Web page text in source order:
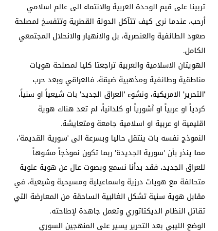
تربينا على قيم الوحدة العربية والانتماء الى عالم اسلامي
أرحب، عندما نرى كيف تتآكل الدولة القطرية وتتفسخ لمصلحة
صعود الطائفية والعنصرية، بل والانهيار والانحلال المجتمعي
الكامل.
الهويتان الاسلامية والعربية تراجعتا كليا لمصلحة هويات
مناطقية وطائفية ومذهبية ضيقة، فالعراقي وبعد حرب
'التحرير' الامريكية، ونشوء 'العراق الجديد' بات شيعياً او سنياً،
كردياً او عربياً او آشورياً او كلدانياً، لم تعد هناك هوية
اقليمية او عربية او اسلامية جامعة ومتعايشة.
النموذج نفسه بات ينتقل حاليا وبسرعة الى 'سورية القديمة'،
مما ينذر بأن 'سورية الجديدة' ربما تكون نموذجاً مشوهاً
للعراق الجديد، فقد بدأنا نسمع وبصوت عال عن هوية علوية
متحالفة مع هويات درزية واسماعيلية ومسيحية وشيعية، في
مقابل هوية سنية تشكل الغالبية الساحقة من المعارضة التي
تقاتل النظام الديكتاتوري وتعمل جاهدة لإطاحته.
الوضع الليبي بعد التحرير يسير على المنهجين السوري